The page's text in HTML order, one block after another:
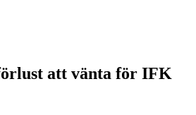
att vänta för IFK